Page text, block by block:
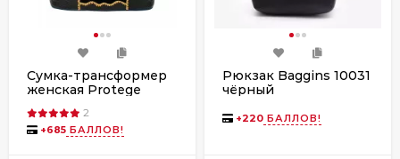
Сумка-трансформер
женская Protege
синяя
2
+685 БАЛЛОВ!
Рюкзак Baggins 10031
чёрный
+220 БАЛЛОВ!